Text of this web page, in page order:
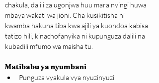
chakula, dalili za ugonjwa huu mara nyingi huwa
mbaya wakati wa jioni. Cha kusikitisha ni
kwamba hakuna tiba kwa ajili ya kuondoa kabisa
tatizo hili, kinachofanyika ni kupunguza dalili na
kubadili mfumo wa maisha tu.
Matibabu ya nyumbani
Punguza vyakula vya nyuzinyuzi